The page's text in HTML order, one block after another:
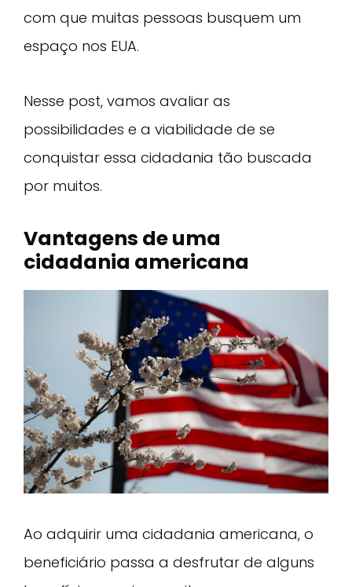
com que muitas pessoas busquem um
espaço nos EUA.
Nesse post, vamos avaliar as
possibilidades e a viabilidade de se
conquistar essa cidadania tão buscada
por muitos.
Vantagens de uma
cidadania americana
Ao adquirir uma cidadania americana, o
beneficiário passa a desfrutar de alguns